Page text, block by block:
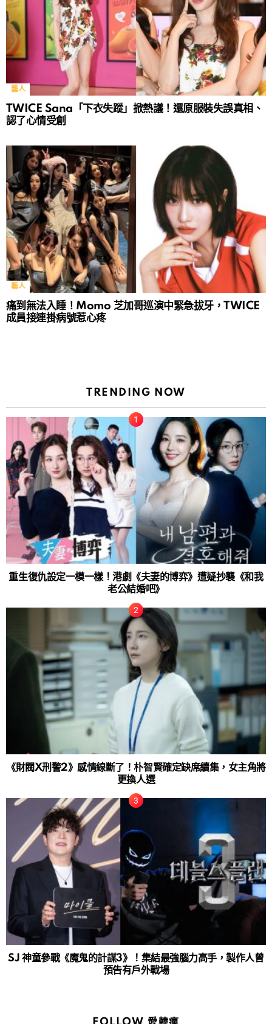
藝人
TWICE Sana「下衣失蹤」掀熱議！還原服裝失誤真相、
認了心情受創
藝人
痛到無法入睡！Momo 芝加哥巡演中緊急拔牙，TWICE
成員接連掛病號惹心疼
TRENDING NOW
重生復仇設定一模一樣！港劇《夫妻的博弈》遭疑抄襲《和我
老公結婚吧》
《財閥X刑警2》感情線斷了！朴智賢確定缺席續集，女主角將
更換人選
SJ 神童參戰《魔鬼的計謀3》！集結最強腦力高手，製作人曾
預告有戶外戰場